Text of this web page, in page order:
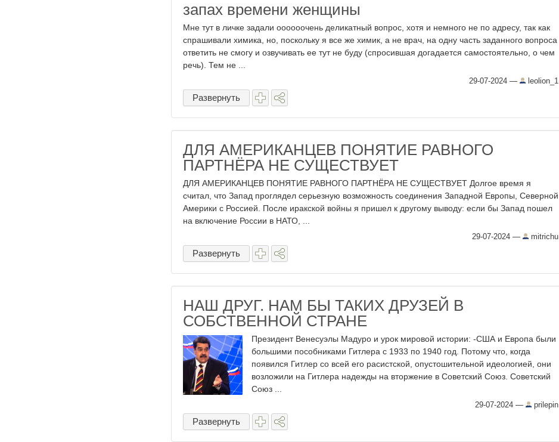
запах времени женщины
Мне тут в личке задали оооооочень деликатный вопрос, хотя и немного не по адресу, так как
спрашивали химика, но, поскольку я все же химик, а не врач, на одну часть заданного вопроса
ответить не смогу и озвучивать ее тут не буду (спросившая догадается самостоятельно, о чем
речь). Тем не ...
29-07-2024 — leolion_1
Развернуть
ДЛЯ АМЕРИКАНЦЕВ ПОНЯТИЕ РАВНОГО
ПАРТНЁРА НЕ СУЩЕСТВУЕТ
ДЛЯ АМЕРИКАНЦЕВ ПОНЯТИЕ РАВНОГО ПАРТНЁРА НЕ СУЩЕСТВУЕТ Долгое время я
считал, что Запад проглядел серьезную возможность соединения Западной Европы, Северной
Америки с Россией. После иракской войны я пришел к другому выводу: если бы Запад пошел
на включение России в НАТО, ...
29-07-2024 — mitrichu
Развернуть
НАШ ДРУГ. НАМ БЫ ТАКИХ ДРУЗЕЙ В
СОБСТВЕННОЙ СТРАНЕ
Президент Венесуэлы Мадуро и урок мировой истории: -США и Европа были
большими пособниками Гитлера с 1933 по 1940 год. Потому что, когда
появился Гитлер со всей его расистской, опустошительной идеологией, они
возложили на Гитлера надежды на вторжение в Советский Союз. Советский
Союз ...
29-07-2024 — prilepin
Развернуть